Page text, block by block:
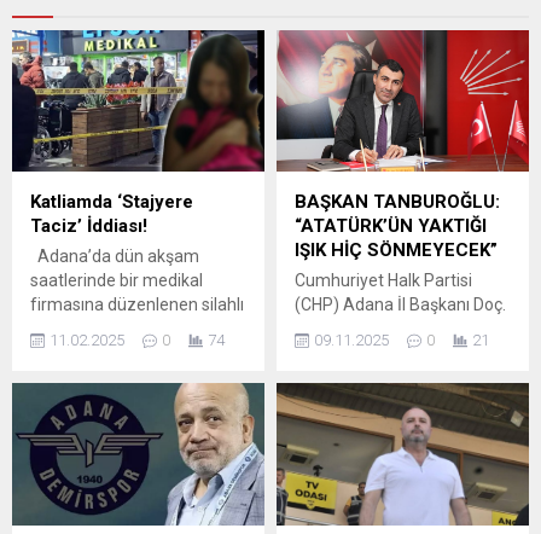
Katliamda ‘Stajyere
Taciz’ İddiası!
Adana’da dün akşam
saatlerinde bir medikal
firmasına düzenlenen silahlı
saldırıda hayatını kaybeden
3 kişinin kayınbaba ve iki
Buna göre kayınbaba Fuat
Kalaycık (64), damat Özgür
Ozan Ekinci (41) ve damat
Oğuzhan Sönmezler (29)
Olay yerinde hayatını
kaybetti. Ayrıca Adana
11.02.2025 0 74
BAŞKAN TANBUROĞLU:
“ATATÜRK’ÜN YAKTIĞI
IŞIK HİÇ SÖNMEYECEK”
Cumhuriyet Halk Partisi
(CHP) Adana İl Başkanı Doç.
Dr. Anıl Tanburoğlu, Türkiye
Cumhuriyeti’nin kurucusu,
Mustafa Kemal Atatürk’ün
ebediyete intikal edişinin 87.
Yılı dolayısıyla bir mesaj
yayımladı. Başkan
Tanburoğlu, Mustafa Kemal
Atatürk’ün, özgürlük ve
09.11.2025 0 21